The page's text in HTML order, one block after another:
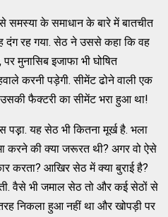
के समाधान के बारे में बातचीत
दंग रह गया. सेठ ने उससे कहा कि वह
मुनासिब इजाफा भी घोषित
करनी पड़ेगी. सीमेंट ढोने वाली एक
फैक्टरी का सीमेंट भरा हुआ था!
पड़़ा. यह सेठ भी कितना मूर्ख है. भला
करने की क्या जरूरत थी? अगर वो ऐसे
करता? आखिर सेठ में क्या बुराई है?
वैसे भी जमाल सेठ तो और कई सेठों से
निकला हुआ नहीं था और खोपड़ी पर